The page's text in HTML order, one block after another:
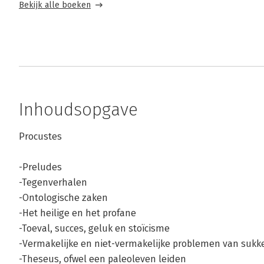
Bekijk alle boeken
Inhoudsopgave
Procustes
-Preludes
-Tegenverhalen
-Ontologische zaken
-Het heilige en het profane
-Toeval, succes, geluk en stoïcisme
-Vermakelijke en niet-vermakelijke problemen van
-Theseus, ofwel een paleoleven leiden